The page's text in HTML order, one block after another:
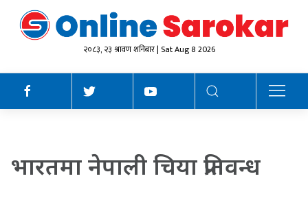
२०८३, २३ श्रावण शनिबार | Sat Aug 8 2026
भारतमा नेपाली चिया प्रतिवन्ध